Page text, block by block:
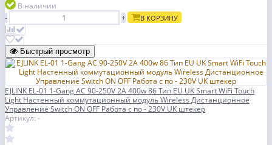
В наличии
-
+ В КОРЗИНУ
Быстрый просмотр
EJLINK EL-01 1-Gang AC 90-250V 2A 400w 86 Тип EU UK Smart WiFi Touch
Light Настенный коммутационный модуль Wireless Дистанционное
Управление Switch ON OFF Работа с по - 230V UK штекер
Артикул: -